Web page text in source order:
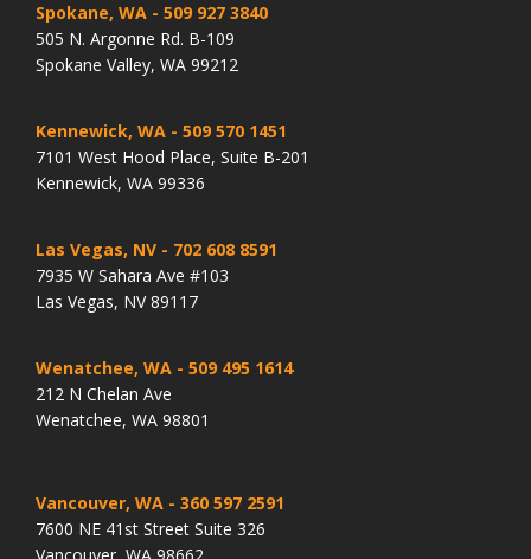
Spokane, WA - 509 927 3840
505 N. Argonne Rd. B-109
Spokane Valley, WA 99212
Kennewick, WA - 509 570 1451
7101 West Hood Place, Suite B-201
Kennewick, WA 99336
Las Vegas, NV - 702 608 8591
7935 W Sahara Ave #103
Las Vegas, NV 89117
Wenatchee, WA - 509 495 1614
212 N Chelan Ave
Wenatchee, WA 98801
Vancouver, WA - 360 597 2591
7600 NE 41st Street Suite 326